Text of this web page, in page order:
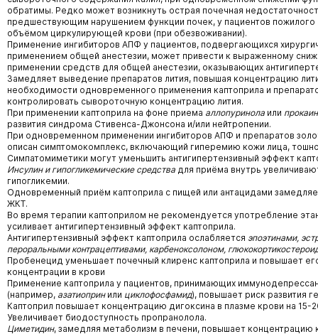
обратимы. Редко может возникнуть острая почечная
предшествующим нарушением функции почек, у пациентов пожилого
объёмом циркулирующей крови (при обезвоживании).
Применение ингибиторов АПФ у пациентов, подвергающихся
применением общей анестезии, может привести к выраженному
применении средств для общей анестезии, оказывающих
Замедляет выведение препаратов лития, повышая концентрацию
необходимости одновременного применения каптоприла и
контролировать сывороточную концентрацию лития.
При применении каптоприла на фоне приема аллопуринола или
развития синдрома Стивенса-Джонсона и/или нейтропении.
При одновременном применении ингибиторов АПФ и препаратов
описан симптомокомплекс, включающий гиперемию кожи лица,
Симпатомиметики могут уменьшить антигипертензивный эффект
Инсулин и гипогликемические средства для приёма внутрь
гипогликемии.
Одновременный приём каптоприла с пищей или антацидами
ЖКТ.
Во время терапии каптоприлом не рекомендуется употребление
усиливает антигипертензивный эффект каптоприла.
Антигипертензивный эффект каптоприла ослабляется эпоэтинами,
пероральными контрацептивами, карбеноксолоном,
Пробенецид уменьшает почечный клиренс каптоприла и повышает
концентрации в крови
Применение каптоприла у пациентов, принимающих
(например, азатиопринили циклофосфамид), повышает риск развития
Каптоприл повышает концентрацию дигоксина в плазме крови на 15-
Увеличивает биодоступность пропранолола.
Циметидин, замедляя метаболизм в печени, повышает концентрацию